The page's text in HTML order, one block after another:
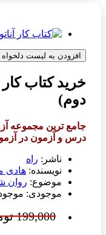
افزودن به لیست دلخواه
خرید کتاب
دوم)
جامع ترین مجموعه
درس و آزمون در
ناشر: راه
نویسنده: هادی
موضوع: روان
موجودی:
199,000 تومان